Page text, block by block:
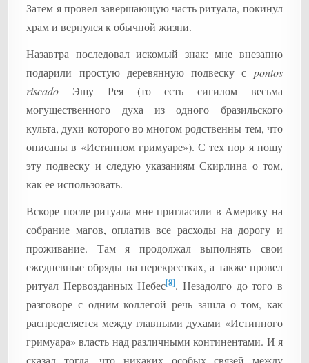
Затем я провел завершающую часть ритуала, покинул
храм и вернулся к обычной жизни.
Назавтра последовал искомый знак: мне внезапно
подарили простую деревянную подвеску с pontos
riscado Эшу Рея (то есть сигилом весьма
могущественного духа из одного бразильского
культа, духи которого во многом родственны тем, что
описаны в «Истинном гримуаре»). С тех пор я ношу
эту подвеску и следую указаниям Скирлина о том,
как ее использовать.
Вскоре после ритуала мне пригласили в Америку на
собрание магов, оплатив все расходы на дорогу и
проживание. Там я продолжал выполнять свои
ежедневные обряды на перекрестках, а также провел
ритуал Первозданных Небес[8]. Незадолго до того в
разговоре с одним коллегой речь зашла о том, как
распределяется между главными духами «Истинного
гримуара» власть над различными континентами. И я
сказал тогда, что никаких особых связей между